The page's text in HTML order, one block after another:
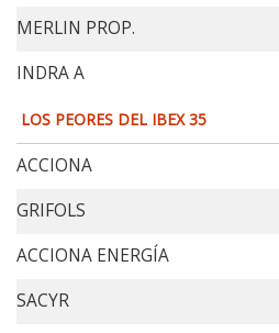
MERLIN PROP.
INDRA A
LOS PEORES DEL IBEX 35
ACCIONA
GRIFOLS
ACCIONA ENERGÍA
SACYR